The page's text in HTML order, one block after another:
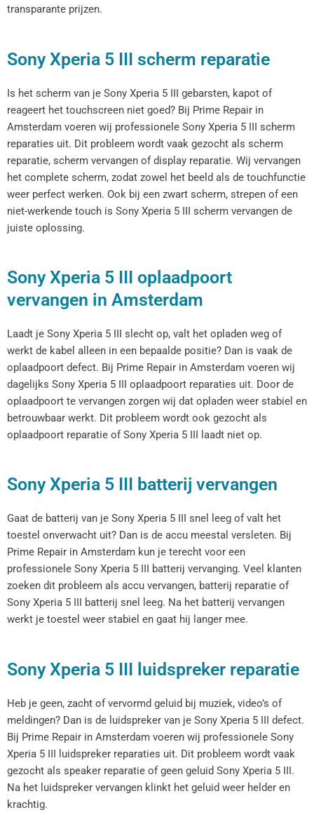
transparante prijzen.
Sony Xperia 5 III scherm reparatie
Is het scherm van je Sony Xperia 5 III gebarsten, kapot of
reageert het touchscreen niet goed? Bij Prime Repair in
Amsterdam voeren wij professionele Sony Xperia 5 III scherm
reparaties uit. Dit probleem wordt vaak gezocht als scherm
reparatie, scherm vervangen of display reparatie. Wij vervangen
het complete scherm, zodat zowel het beeld als de touchfunctie
weer perfect werken. Ook bij een zwart scherm, strepen of een
niet-werkende touch is Sony Xperia 5 III scherm vervangen de
juiste oplossing.
Sony Xperia 5 III oplaadpoort
vervangen in Amsterdam
Laadt je Sony Xperia 5 III slecht op, valt het opladen weg of
werkt de kabel alleen in een bepaalde positie? Dan is vaak de
oplaadpoort defect. Bij Prime Repair in Amsterdam voeren wij
dagelijks Sony Xperia 5 III oplaadpoort reparaties uit. Door de
oplaadpoort te vervangen zorgen wij dat opladen weer stabiel en
betrouwbaar werkt. Dit probleem wordt ook gezocht als
oplaadpoort reparatie of Sony Xperia 5 III laadt niet op.
Sony Xperia 5 III batterij vervangen
Gaat de batterij van je Sony Xperia 5 III snel leeg of valt het
toestel onverwacht uit? Dan is de accu meestal versleten. Bij
Prime Repair in Amsterdam kun je terecht voor een
professionele Sony Xperia 5 III batterij vervanging. Veel klanten
zoeken dit probleem als accu vervangen, batterij reparatie of
Sony Xperia 5 III batterij snel leeg. Na het batterij vervangen
werkt je toestel weer stabiel en gaat hij langer mee.
Sony Xperia 5 III luidspreker reparatie
Heb je geen, zacht of vervormd geluid bij muziek, video’s of
meldingen? Dan is de luidspreker van je Sony Xperia 5 III defect.
Bij Prime Repair in Amsterdam voeren wij professionele Sony
Xperia 5 III luidspreker reparaties uit. Dit probleem wordt vaak
gezocht als speaker reparatie of geen geluid Sony Xperia 5 III.
Na het luidspreker vervangen klinkt het geluid weer helder en
krachtig.